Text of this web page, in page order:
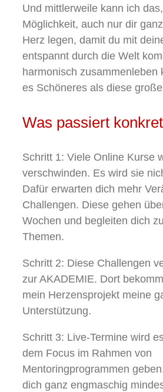
Und mittlerweile kann ich
Möglichkeit, auch nur dir
Herz legen, damit du mit
entspannt durch die Welt
harmonisch zusammenleben
es Schöneres als diese
Was passiert
Schritt 1: Viele Online Kurse
verschwinden. Es wird sie
Dafür erwarten dich mehr
Challengen. Diese gehen
Wochen und begleiten dich
Themen.
Schritt 2: Diese Challengen
zur AKADEMIE. Dort
mein Herzensprojekt meine
Unterstützung.
Schritt 3: Live-Termine wird
dem Focus im Rahmen von
Mentoringprogrammen
dich ganz engmaschig